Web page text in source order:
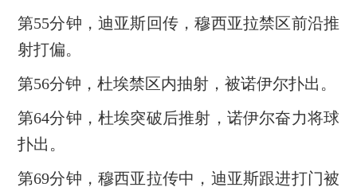
第55分钟，迪亚斯回传，穆西亚拉禁区前沿推
射打偏。
第56分钟，杜埃禁区内抽射，被诺伊尔扑出。
第64分钟，杜埃突破后推射，诺伊尔奋力将球
扑出。
第69分钟，穆西亚拉传中，迪亚斯跟进打门被